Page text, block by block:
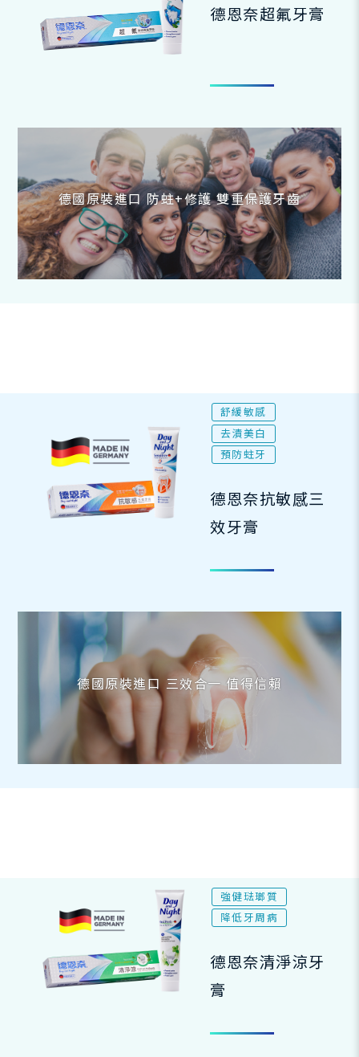
德國原裝進口 防蛀+修護 雙重保護牙齒
德恩奈超氟牙膏
德國原裝進口 三效合一 值得信賴
舒緩敏感
去漬美白
預防蛀牙
德恩奈抗敏感三
效牙膏
強健琺瑯質
降低牙周病
德恩奈清淨涼牙
膏